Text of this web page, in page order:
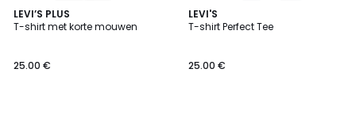
LEVI’S PLUS
T-shirt met korte mouwen
25.00 €
4.7
/ 5
2
Kleuren
LEVI'S
T-shirt Perfect Tee
25.00 €
4.6
/ 5
2
Kleuren